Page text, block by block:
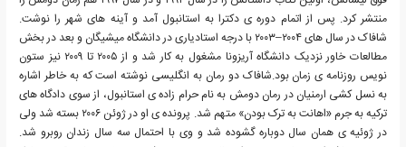
منتشر کرد. پس از اتمام دوره ی دکترا به استانبول آمد و آینه های شهر را نوشت.
شافاک در سال های ۲۰۰۴–۲۰۰۳ با درجه استادیاری در دانشگاه میشیگان و بعد در بخش
مطالعات خاور نزدیک دانشگاه آریزونا مشغول به کار شد و از ۲۰۰۵ تا ۲۰۰۹ نیز ستون
نویس روزنامه ی زمان بود.شافاک دو رمان به انگلیسی نوشته است که به خاطر اشاره
به نسل کشی ارمنیان در رمان دومش به نام حرام زاده ی استانبول، از سوی دادگاه های
ترکیه به جرم «اهانت به ترک بودن» متهم شد. پرونده ی او در ژوئن ۲۰۰۶ بسته شد ولی
در ژوئیه ی همان سال دوباره گشوده شد و وی با احتمال سه سال زندان روبرو شد.